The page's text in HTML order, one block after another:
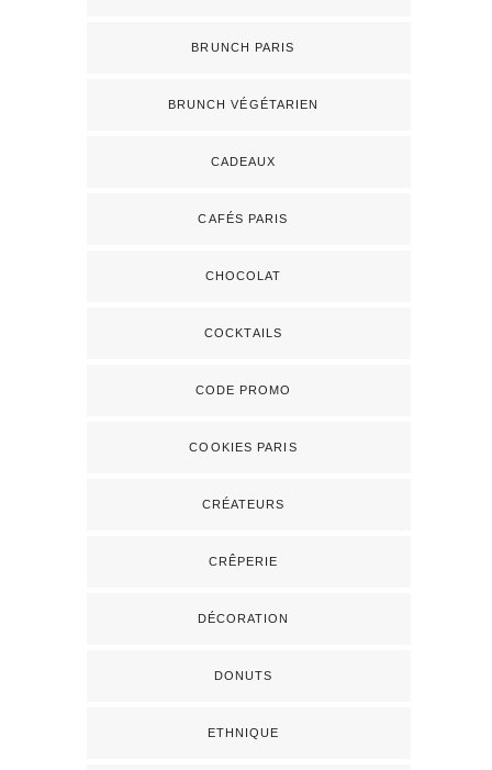
BRUNCH PARIS
BRUNCH VÉGÉTARIEN
CADEAUX
CAFÉS PARIS
CHOCOLAT
COCKTAILS
CODE PROMO
COOKIES PARIS
CRÉATEURS
CRÊPERIE
DÉCORATION
DONUTS
ETHNIQUE